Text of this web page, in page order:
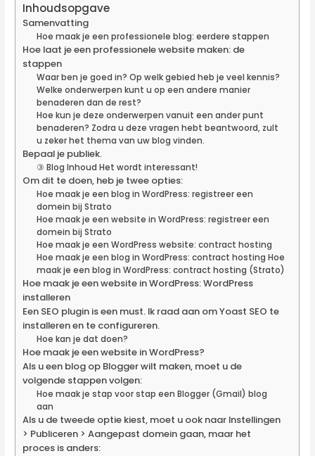
Inhoudsopgave
Samenvatting
Hoe maak je een professionele blog: eerdere stappen
Hoe laat je een professionele website maken: de
stappen
Waar ben je goed in? Op welk gebied heb je veel kennis?
Welke onderwerpen kunt u op een andere manier
benaderen dan de rest?
Hoe kun je deze onderwerpen vanuit een ander punt
benaderen? Zodra u deze vragen hebt beantwoord, zult
u zeker het thema van uw blog vinden.
Bepaal je publiek.
③ Blog Inhoud Het wordt interessant!
Om dit te doen, heb je twee opties:
Hoe maak je een blog in WordPress: registreer een
domein bij Strato
Hoe maak je een website in WordPress: registreer een
domein bij Strato
Hoe maak je een WordPress website: contract hosting
Hoe maak je een blog in WordPress: contract hosting Hoe
maak je een blog in WordPress: contract hosting (Strato)
Hoe maak je een website in WordPress: WordPress
installeren
Een SEO plugin is een must. Ik raad aan om Yoast SEO te
installeren en te configureren.
Hoe kan je dat doen?
Hoe maak je een website in WordPress?
Als u een blog op Blogger wilt maken, moet u de
volgende stappen volgen:
Hoe maak je stap voor stap een Blogger (Gmail) blog
aan
Als u de tweede optie kiest, moet u ook naar Instellingen
> Publiceren > Aangepast domein gaan, maar het
proces is anders: